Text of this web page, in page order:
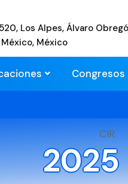
Los Alpes, Álvaro
México
Congresos
CIR